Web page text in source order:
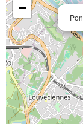
−